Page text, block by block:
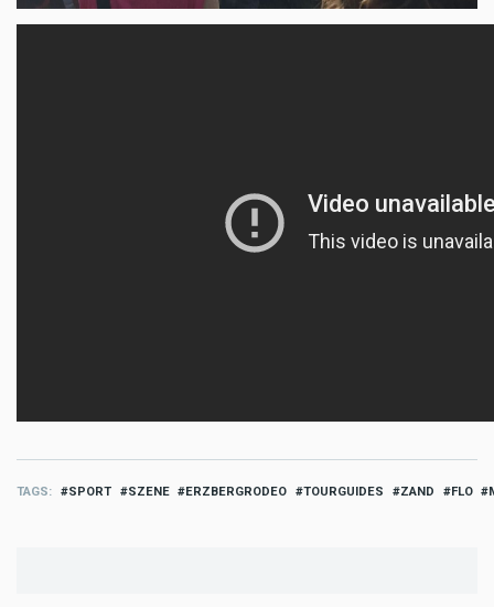
TAGS SPORT SZENE ERZBERGRODEO TOURGUIDES ZAND FLO